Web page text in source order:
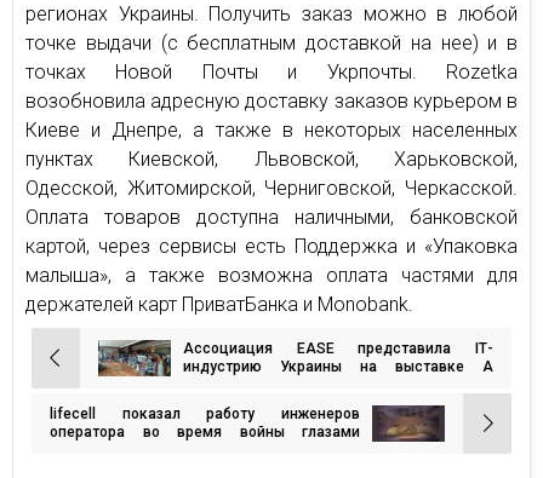
регионах Украины. Получить заказ можно в любой
точке выдачи (с бесплатным доставкой на нее) и в
точках Новой Почты и Укрпочты. Rozetka
возобновила адресную доставку заказов курьером в
Киеве и Днепре, а также в некоторых населенных
пунктах Киевской, Львовской, Харьковской,
Одесской, Житомирской, Черниговской, Черкасской.
Оплата товаров доступна наличными, банковской
картой, через сервисы есть Поддержка и «Упаковка
малыша», а также возможна оплата частями для
держателей карт ПриватБанка и Monobank.
Навигация
по
записям
Ассоциация EASE представила ІТ-
индустрию Украины на выставке A
lifecell показал работу инженеров
оператора во время войны глазами